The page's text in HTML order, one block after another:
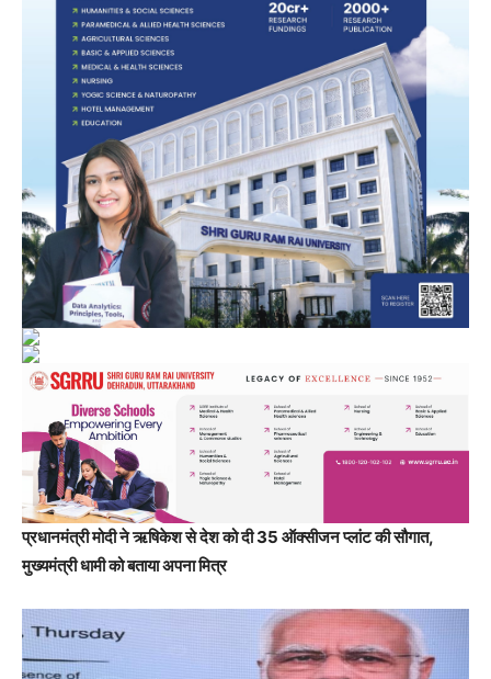
प्रधानमंत्री मोदी ने ऋषिकेश से देश को दी 35 ऑक्सीजन प्लांट की सौगात,
मुख्यमंत्री धामी को बताया अपना मित्र